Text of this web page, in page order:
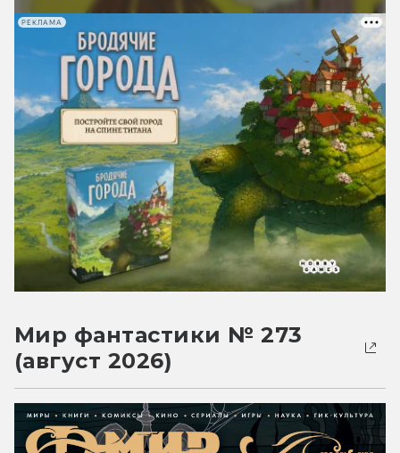
РЕКЛАМА
Мир фантастики № 273
(август 2026)